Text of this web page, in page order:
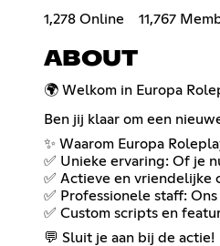
1,278 Online 11,767
ABOUT
🌍 Welkom in Europa
Ben jij klaar om een
✨ Waarom Europa
✅ Unieke ervaring: Of je
✅ Actieve en vriendelijke
✅ Professionele staff:
✅ Custom scripts en
💬 Sluit je aan bij de actie!